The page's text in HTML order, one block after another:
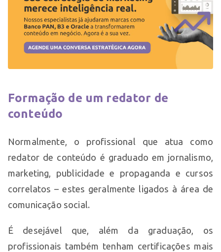
Formação de um redator de
conteúdo
Normalmente, o profissional que atua como
redator de conteúdo é graduado em jornalismo,
marketing, publicidade e propaganda e cursos
correlatos – estes geralmente ligados à área de
comunicação social.
É desejável que, além da graduação, os
profissionais também tenham certificações mais